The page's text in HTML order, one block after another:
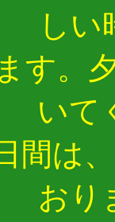
しい
す。
いて
間は
おり